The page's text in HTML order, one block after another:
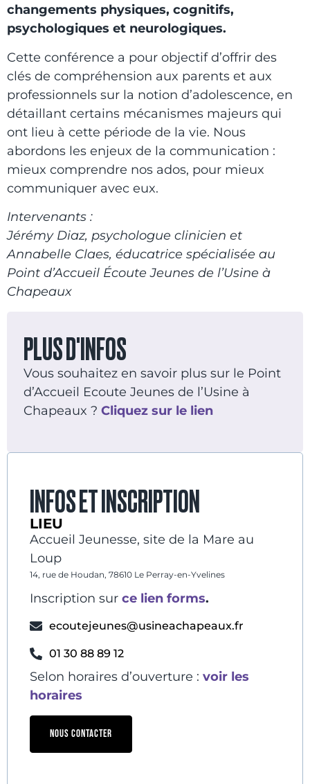
changements physiques, cognitifs,
psychologiques et neurologiques.
Cette conférence a pour objectif d’offrir des
clés de compréhension aux parents et aux
professionnels sur la notion d’adolescence, en
détaillant certains mécanismes majeurs qui
ont lieu à cette période de la vie. Nous
abordons les enjeux de la communication :
mieux comprendre nos ados, pour mieux
communiquer avec eux.
Intervenants :
Jérémy Diaz, psychologue clinicien et
Annabelle Claes, éducatrice spécialisée au
Point d’Accueil Écoute Jeunes de l’Usine à
Chapeaux
PLUS D'INFOS
Vous souhaitez en savoir plus sur le Point
d’Accueil Ecoute Jeunes de l’Usine à
Chapeaux ? Cliquez sur le lien
INFOS ET INSCRIPTION
LIEU
Accueil Jeunesse, site de la Mare au
Loup
14, rue de Houdan, 78610 Le Perray-en-Yvelines
Inscription sur ce lien forms.
ecoutejeunes@usineachapeaux.fr
01 30 88 89 12
Selon horaires d’ouverture : voir les
horaires
NOUS CONTACTER